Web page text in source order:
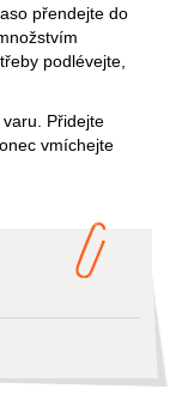
přendejte do
podlévejte,
Přidejte
vmíchejte